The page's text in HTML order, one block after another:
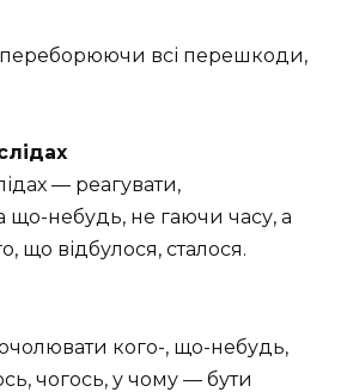
всі перешкоди,
— реагувати,
що-небудь, не гаючи часу, а
що відбулося, сталося.
кого-, що-небудь,
чогось, у чому — бути